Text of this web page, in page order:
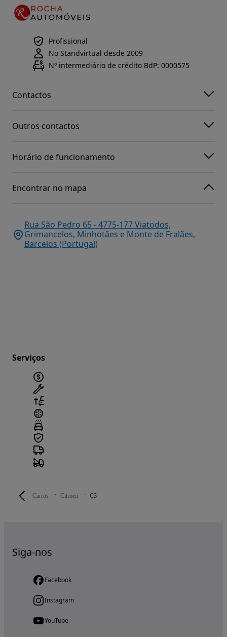
Carros Citroën C3
Profissional
No Standvirtual desde 2009
Nº intermediário de crédito BdP: 0000575
Contactos
Outros contactos
Horário de funcionamento
Encontrar no mapa
Rua São Pedro 65 - 4775-177 Viatodos,
Grimancelos, Minhotães e Monte de Fralães,
Barcelos (Portugal)
Serviços
Siga-nos
Facebook
Instagram
YouTube